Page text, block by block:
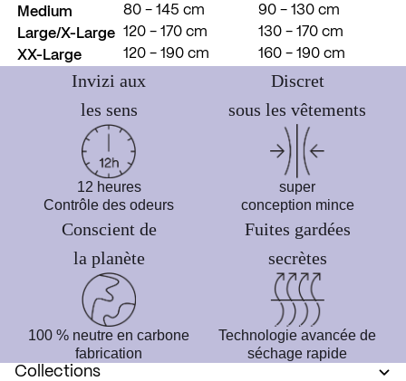
Medium 80 - 145 cm 90 - 130 cm
Large/X-Large 120 - 170 cm 130 - 170 cm
XX-Large 120 - 190 cm 160 - 190 cm
Invizi aux
les sens
12 heures
Contrôle des odeurs
Discret
sous les vêtements
super
conception mince
Conscient de
la planète
100 % neutre en carbone
fabrication
Fuites gardées
secrètes
Technologie avancée de
séchage rapide
Collections